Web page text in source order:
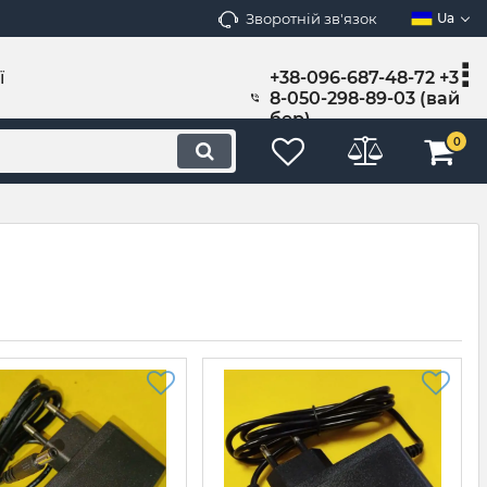
Зворотній зв'язок Ua
+38-096-687-48-72 +3
8-050-298-89-03 (вай
бер)
0